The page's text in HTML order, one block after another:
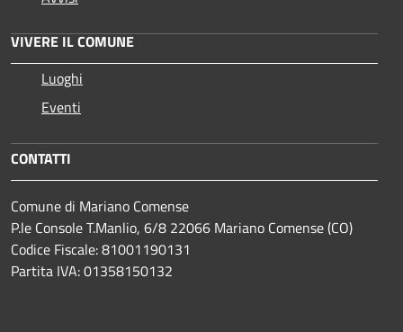
VIVERE IL COMUNE
Luoghi
Eventi
CONTATTI
Comune di Mariano Comense
P.le Console T.Manlio, 6/8 22066 Mariano Comense (CO)
Codice Fiscale: 81001190131
Partita IVA: 01358150132